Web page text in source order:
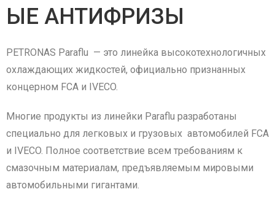
ЫЕ АНТИФРИЗЫ
PETRONAS Paraflu — это линейка высокотехнологичных
охлаждающих жидкостей, официально признанных
концерном FCA и IVECO.
Многие продукты из линейки Paraflu разработаны
специально для легковых и грузовых автомобилей FCA
и IVECO. Полное соответствие всем требованиям к
смазочным материалам, предъявляемым мировыми
автомобильными гигантами.